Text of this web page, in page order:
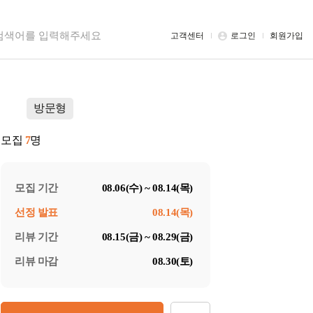
고객센터 로그인 회원가입
방문형
모집 7명
모집 기간 08.06(수) ~ 08.14(목)
선정 발표 08.14(목)
리뷰 기간 08.15(금) ~ 08.29(금)
리뷰 마감 08.30(토)